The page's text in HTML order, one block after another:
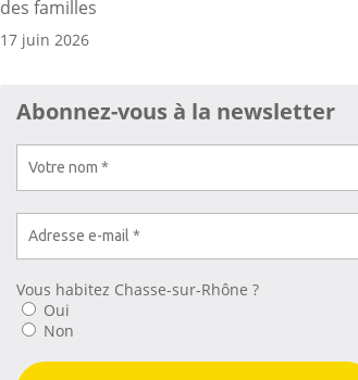
des familles
17 juin 2026
Abonnez-vous à la newsletter
Vous habitez Chasse-sur-Rhône ?
Oui
Non